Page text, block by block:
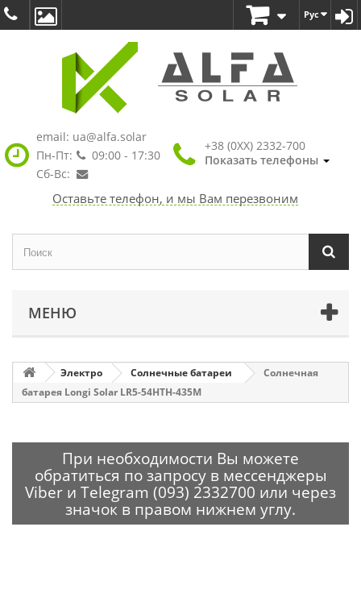
Рус
email: ua@alfa.solar
Пн-Пт:
09:00 - 17:30
Сб-Вс:
+38 (0XX) 2332-700
Показать телефоны
Оставьте телефон, и мы Вам перезвоним
МЕНЮ
Электро Солнечные батареи
Солнечная
батарея Longi Solar LR5-54HTH-435M
При необходимости Вы можете
обратиться по запросу в мессенджеры
Viber и Telegram (093) 2332700 или через
значок в правом нижнем углу.